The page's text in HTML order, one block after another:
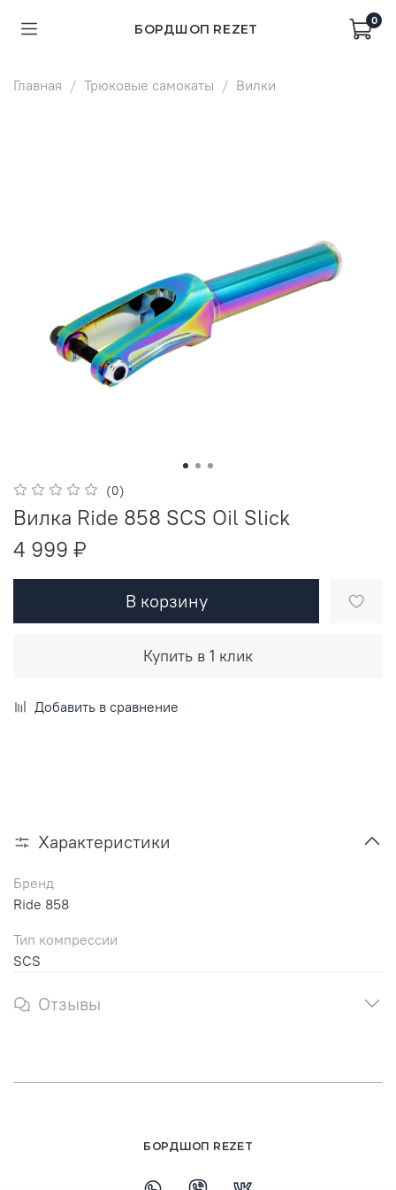
БОРДШОП REZET
0
Главная Трюковые самокаты Вилки
(0)
Вилка Ride 858 SCS Oil Slick
4 999 ₽
В корзину
Купить в 1 клик
Добавить в сравнение
Характеристики
Бренд
Ride 858
Тип компрессии
SCS
Отзывы
БОРДШОП REZET